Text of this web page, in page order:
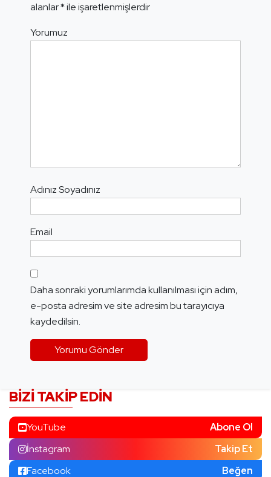
alanlar*ile işaretlenmişlerdir
Yorumuz
Adınız Soyadınız
Email
Daha sonraki yorumlarımda kullanılması için adım,
e-posta adresim ve site adresim bu tarayıcıya
kaydedilsin.
BIZI TAKIP EDIN
YouTube
Abone Ol
İnstagram
Takip Et
Facebook
Beğen